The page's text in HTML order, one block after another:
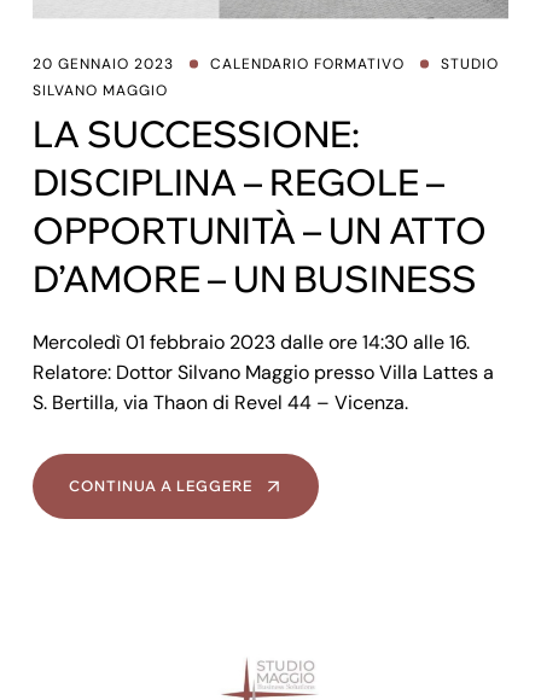
20 GENNAIO 2023 CALENDARIO FORMATIVO
STUDIO
SILVANO MAGGIO
LA SUCCESSIONE:
DISCIPLINA – REGOLE –
OPPORTUNITÀ – UN ATTO
D’AMORE – UN BUSINESS
Mercoledì 01 febbraio 2023 dalle ore 14:30 alle 16.
Relatore: Dottor Silvano Maggio presso Villa Lattes a
S. Bertilla, via Thaon di Revel 44 – Vicenza.
CONTINUA A LEGGERE